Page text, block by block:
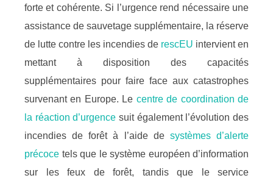
forte et cohérente. Si l’urgence rend nécessaire une
assistance de sauvetage supplémentaire, la réserve
de lutte contre les incendies de rescEU intervient en
mettant à disposition des capacités
supplémentaires pour faire face aux catastrophes
survenant en Europe. Le centre de coordination de
la réaction d’urgence suit également l’évolution des
incendies de forêt à l’aide de systèmes d’alerte
précoce tels que le système européen d’information
sur les feux de forêt, tandis que le service